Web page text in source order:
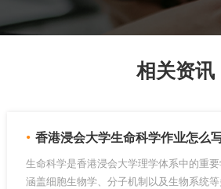
相关资讯
• 香港浸会大学生命科学作业怎么
生命科学是香港浸会大学理学体系中的重
涵盖细胞生物学、分子机制以及生物系统